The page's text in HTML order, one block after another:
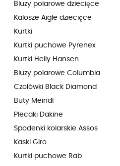
Bluzy polarowe dziecięce
Kalosze Aigle dziecięce
Kurtki
Kurtki puchowe Pyrenex
Kurtki Helly Hansen
Bluzy polarowe Columbia
Czołówki Black Diamond
Buty Meindl
Plecaki Dakine
Spodenki kolarskie Assos
Kaski Giro
Kurtki puchowe Rab